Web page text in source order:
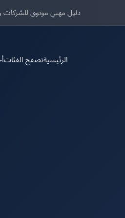
دليل مهني موثوق
الرئيسيةتصفح الفئات